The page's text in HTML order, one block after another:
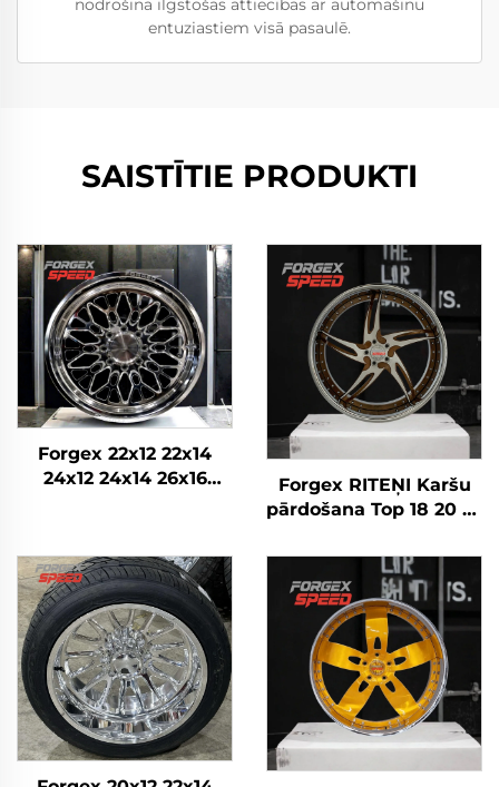
nodrošina ilgstošas attiecības ar automašīnu
entuziastiem visā pasaulē.
SAISTĪTIE PRODUKTI
Forgex 22x12 22x14
24x12 24x14 26x16
8x180 8x6.5 6x5.5 5x5
Kravas auto riteņi
Forgex RITEŅI Karšu
pārdošana Top 18 20 22
5x114.3 5x120 6x139.7
Pielāgoti kausētie
riteņi Personīgā auto
diski